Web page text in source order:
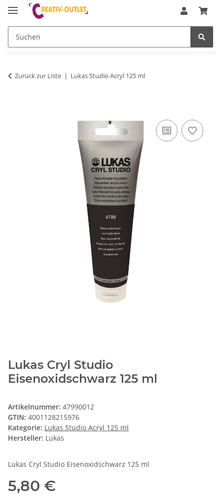
Zurück zur Liste Lukas Studio Acryl 125 ml
Lukas Cryl Studio
Eisenoxidschwarz 125 ml
Artikelnummer: 47990012
GTIN: 4001128215976
Kategorie: Lukas Studio Acryl 125 ml
Hersteller: Lukas
Lukas Cryl Studio Eisenoxidschwarz 125 ml
5,80 €